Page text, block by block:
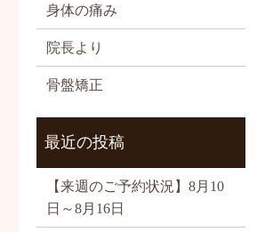
身体の痛み
院長より
骨盤矯正
最近の投稿
【来週のご予約状況】8月10
日～8月16日